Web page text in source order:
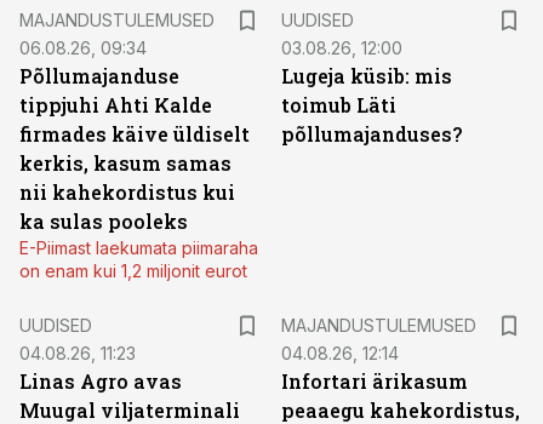
MAJANDUSTULEMUSED
06.08.26, 09:34
Põllumajanduse
tippjuhi Ahti Kalde
firmades käive üldiselt
kerkis, kasum samas
nii kahekordistus kui
ka sulas pooleks
E-Piimast laekumata piimaraha
on enam kui 1,2 miljonit eurot
UUDISED
03.08.26, 12:00
Lugeja küsib: mis
toimub Läti
põllumajanduses?
UUDISED
04.08.26, 11:23
Linas Agro avas
Muugal viljaterminali
MAJANDUSTULEMUSED
04.08.26, 12:14
Infortari ärikasum
peaaegu kahekordistus,